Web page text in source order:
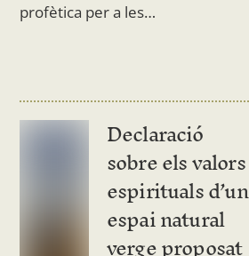
profètica per a les…
Declaració
sobre els valors
espirituals d’un
espai natural